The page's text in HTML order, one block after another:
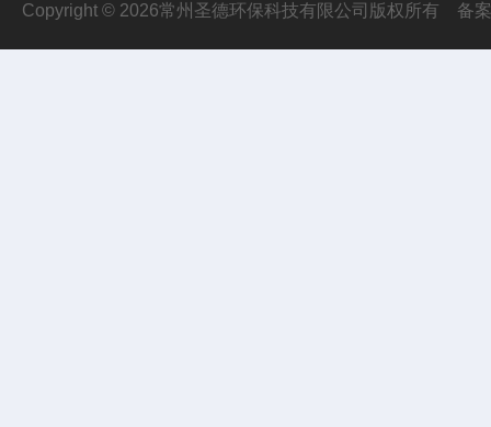
Copyright © 2026常州圣德环保科技有限公司版权所有 备